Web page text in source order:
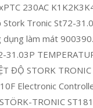
230AC
Stork Tronic St72-
dụng làm mát
31.03P
ĐỘ STORK
Electronic
TRONIC